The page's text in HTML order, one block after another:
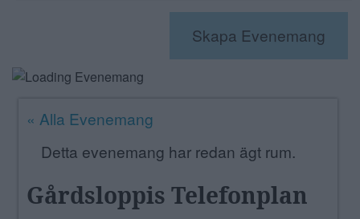
SPORT
ÅSIKTER
KALENDER
KONTAKT
Skapa Evenemang
« Alla Evenemang
Detta evenemang har redan ägt rum.
Gårdsloppis Telefonplan